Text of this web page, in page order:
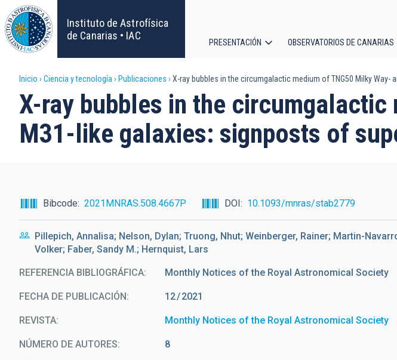
Pasar
al
contenido
principal
Instituto de Astrofísica
de Canarias • IAC
principal
PRESENTACIÓN OBSERVATORIOS DE CANARIAS
Sobrescribir
enlaces
de
a
la
navegación
Inicio Ciencia y tecnología Publicaciones X-ray bubbles in the circumgalactic medium of TNG50 Milky
X-ray bubbles in the
M31-like galaxies: signposts of
Bibcode 2021MNRAS.508.4667P DOI 10.1093/mnras/stab2779
Pillepich, Annalisa; Nelson, Dylan; Truong, Nhut; Weinberger, Rainer; Martin-
Volker; Faber, Sandy M.; Hernquist, Lars
REFERENCIA BIBLIOGRÁFICA Monthly Notices of the Royal Astronomical Society
FECHA DE PUBLICACIÓN: 12 2021
REVISTA Monthly Notices of the Royal Astronomical Society
NÚMERO DE AUTORES 8